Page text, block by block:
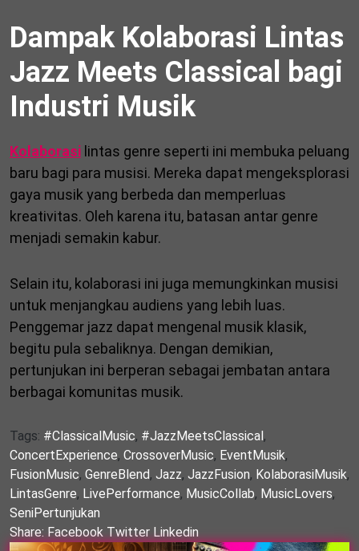
Dampak Kolaborasi Lintas
Jazz Meets Classical bagi
Industri Musik
Kolaborasi lintas genre seperti ini membuka peluang
baru bagi para musisi. Mereka dapat mengeksplorasi
gaya musik yang berbeda dan memperluas
kreativitas. Oleh karena itu, batasan antar genre
menjadi semakin kabur.
Selain itu, kolaborasi ini juga memungkinkan musisi
untuk menjangkau audiens yang lebih luas.
Penggemar jazz dapat mengenal musik klasik,
begitu pula sebaliknya. Dengan demikian,
pertunjukan ini berperan sebagai jembatan antara
berbagai komunitas musik.
Tags: #ClassicalMusic, #JazzMeetsClassical ,
ConcertExperience, CrossoverMusic, EventMusik,
FusionMusic, GenreBlend, Jazz, JazzFusion, KolaborasiMusik,
LintasGenre, LivePerformance, MusicCollab, MusicLovers,
SeniPertunjukan
Share: Facebook Twitter Linkedin